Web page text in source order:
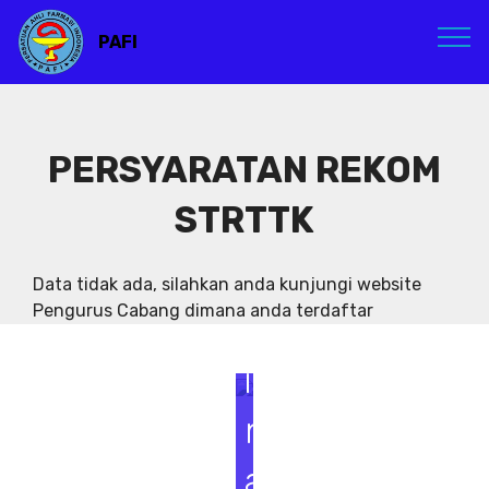
PAFI
PERSYARATAN REKOM
STRTTK
Data tidak ada, silahkan anda kunjungi website
Pengurus Cabang dimana anda terdaftar
S
e
m
i
n
a